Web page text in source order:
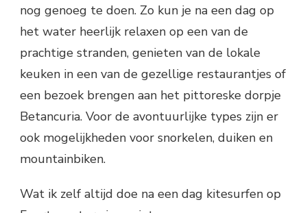
nog genoeg te doen. Zo kun je na een dag op
het water heerlijk relaxen op een van de
prachtige stranden, genieten van de lokale
keuken in een van de gezellige restaurantjes of
een bezoek brengen aan het pittoreske dorpje
Betancuria. Voor de avontuurlijke types zijn er
ook mogelijkheden voor snorkelen, duiken en
mountainbiken.
Wat ik zelf altijd doe na een dag kitesurfen op